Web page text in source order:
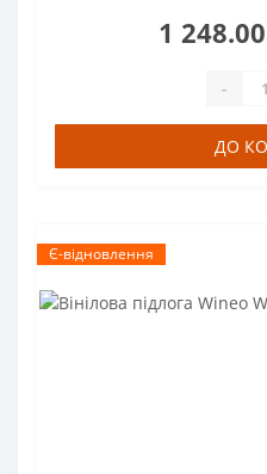
1
-
ДО
Є-відновлення